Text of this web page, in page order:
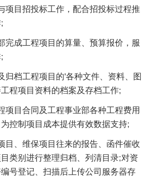
目招投标工作，配合招投标过程推
成工程项目的算量、预算报价，服
档工程项目的'各种文件、资料、图
程项目资料的档案及存档工作;
目合同及工程事业部各种工程费用
控制项目成本提供有效数据支持;
、维保项目往来的报告、函件催收
类别进行整理归档、列清目录;对资
号登记、扫描后上传公司服务器存